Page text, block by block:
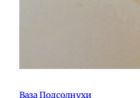
Ваза Подсолнухи